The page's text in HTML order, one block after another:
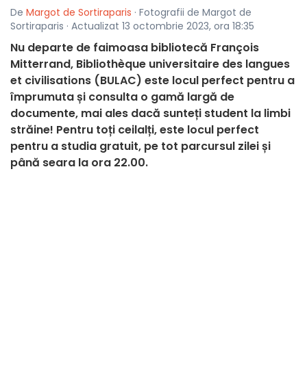
De Margot de Sortiraparis · Fotografii de Margot de
Sortiraparis · Actualizat 13 octombrie 2023, ora 18:35
Nu departe de faimoasa bibliotecă François
Mitterrand, Bibliothèque universitaire des langues
et civilisations (BULAC) este locul perfect pentru a
împrumuta și consulta o gamă largă de
documente, mai ales dacă sunteți student la limbi
străine! Pentru toți ceilalți, este locul perfect
pentru a studia gratuit, pe tot parcursul zilei și
până seara la ora 22.00.